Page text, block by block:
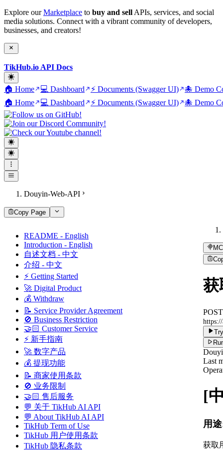
Explore ourMarketplace to buy and sell APIs, services, and social
media solutions. Connect with a vibrant community of developers,
businesses, and creators!
TikHub.io API Docs
🏠 Home 💻 Dashboard ⚡ Documents (Swagger UI)
🐙 Demo
🏠 Home
💻 Dashboard ⚡ Documents (Swagger UI) 🐙 Demo
Douyin-Web-API
Copy Page
README - English
Introduction - English
自述文档 - 中文
介绍 - 中文
⚡ Getting Started
🚀 Digital Product
💰 Withdraw
📝 Service Provider Agreement
🚫 Business Restriction
🤝🏻 Customer Service
⚡ 新手指南
🚀 数字产品
💰 提现功能
📝 商家使用条款
🚫 业务限制
🤝🏻 售后服务
💬 关于 TikHub AI API
💬 About TikHub AI API
TikHub Term of Use
TikHub 用户使用条款
TikHub 隐私条款
获
POST
Last
[
用
获取